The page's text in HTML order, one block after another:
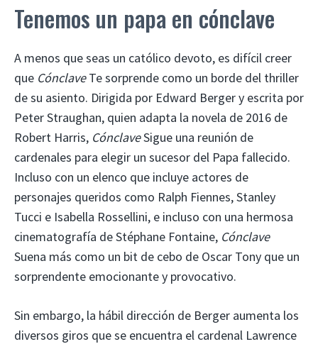
Tenemos un papa en cónclave
A menos que seas un católico devoto, es difícil creer
que CónclaveTe sorprende como un borde del thriller
de su asiento. Dirigida por Edward Berger y escrita por
Peter Straughan, quien adapta la novela de 2016 de
Robert Harris, CónclaveSigue una reunión de
cardenales para elegir un sucesor del Papa fallecido.
Incluso con un elenco que incluye actores de
personajes queridos como Ralph Fiennes, Stanley
Tucci e Isabella Rossellini, e incluso con una hermosa
cinematografía de Stéphane Fontaine, Cónclave
Suena más como un bit de cebo de Oscar Tony que un
sorprendente emocionante y provocativo.
Sin embargo, la hábil dirección de Berger aumenta los
diversos giros que se encuentra el cardenal Lawrence